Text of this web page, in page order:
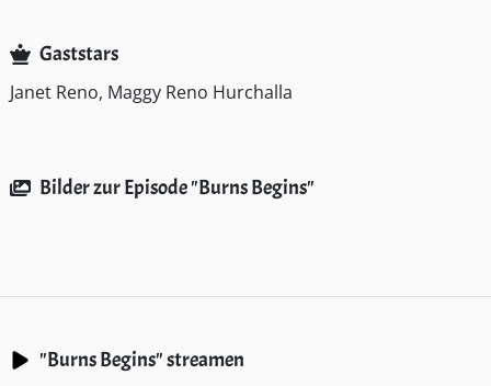
Gaststars
Janet Reno, Maggy Reno Hurchalla
Bilder zur Episode "Burns Begins"
"Burns Begins" streamen